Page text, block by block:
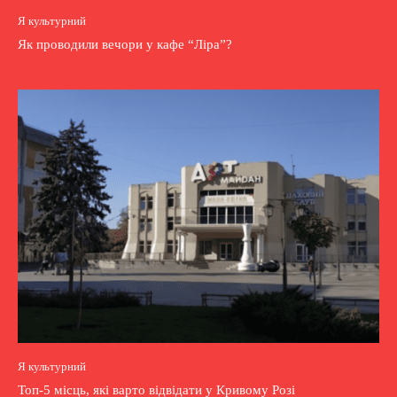
Я культурний
Як проводили вечори у кафе “Ліра”?
Я культурний
Топ-5 місць, які варто відвідати у Кривому Розі